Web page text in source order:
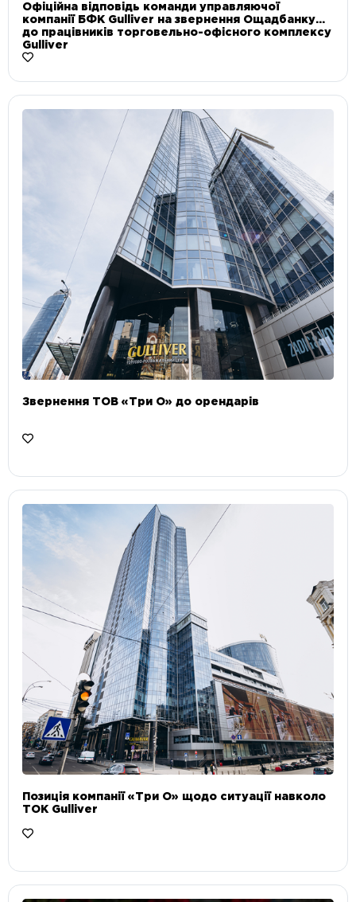
Офіційна відповідь команди управляючої
компанії БФК Gulliver на звернення Ощадбанку
до працівників торговельно-офісного комплексу
Gulliver
Звернення ТОВ «Три О» до орендарів
Позиція компанії «Три О» щодо ситуації навколо
ТОК Gulliver